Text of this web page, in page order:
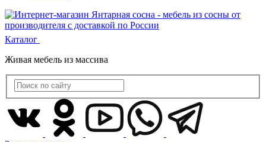
Каталог
Живая мебель из массива